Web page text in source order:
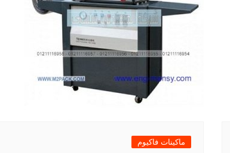
ماكينات فاكيوم